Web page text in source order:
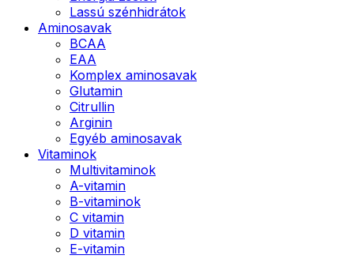
Lassú szénhidrátok
Aminosavak
BCAA
EAA
Komplex aminosavak
Glutamin
Citrullin
Arginin
Egyéb aminosavak
Vitaminok
Multivitaminok
A-vitamin
B-vitaminok
C vitamin
D vitamin
E-vitamin